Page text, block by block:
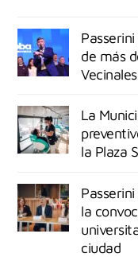
de más
La
la Plaza
la
ciudad